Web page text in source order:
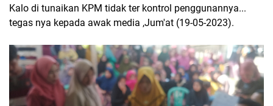
Kalo di tunaikan KPM tidak ter kontrol penggunannya...
tegas nya kepada awak media ,Jum'at (19-05-2023).